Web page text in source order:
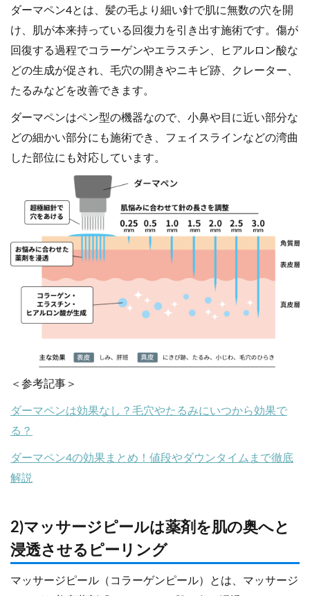
ダーマペン4とは、髪の毛より細い針で肌に無数の穴を開
け、肌が本来持っている回復力を引き出す施術です。傷が
回復する過程でコラーゲンやエラスチン、ヒアルロン酸な
どの生成が促され、毛穴の開きやニキビ跡、クレーター、
たるみなどを改善できます。
ダーマペンはペン型の機器なので、小鼻や目に近い部分な
どの細かい部分にも施術でき、フェイスラインなどの湾曲
した部位にも対応しています。
＜参考記事＞
ダーマペンは効果なし？毛穴やたるみにいつから効果で
る？
ダーマペン4の効果まとめ！値段やダウンタイムまで徹底
解説
2)マッサージピールは薬剤を肌の奥へと
浸透させるピーリング
マッサージピール（コラーゲンピール）とは、マッサージ